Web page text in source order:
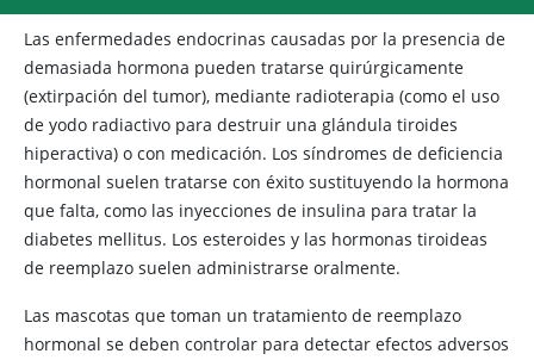
Las enfermedades endocrinas causadas por la presencia de
demasiada hormona pueden tratarse quirúrgicamente
(extirpación del tumor), mediante radioterapia (como el uso
de yodo radiactivo para destruir una glándula tiroides
hiperactiva) o con medicación. Los síndromes de deficiencia
hormonal suelen tratarse con éxito sustituyendo la hormona
que falta, como las inyecciones de insulina para tratar la
diabetes mellitus. Los esteroides y las hormonas tiroideas
de reemplazo suelen administrarse oralmente.
Las mascotas que toman un tratamiento de reemplazo
hormonal se deben controlar para detectar efectos adversos